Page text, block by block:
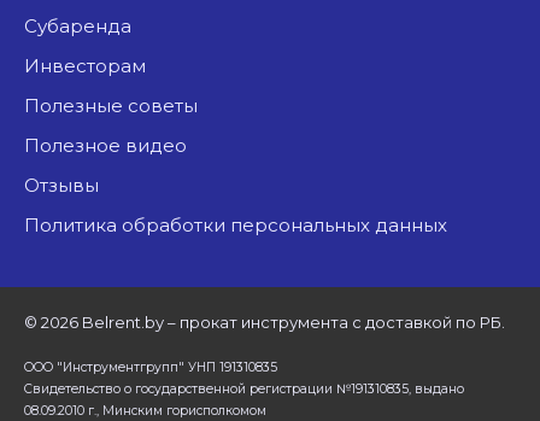
Субаренда
Инвесторам
Полезные советы
Полезное видео
Отзывы
Политика обработки персональных данных
© 2026 Belrent.by – прокат инструмента с доставкой по РБ.
ООО "Инструментгрупп" УНП 191310835
Свидетельство о государственной регистрации №191310835, выдано
08.09.2010 г., Минским горисполкомом